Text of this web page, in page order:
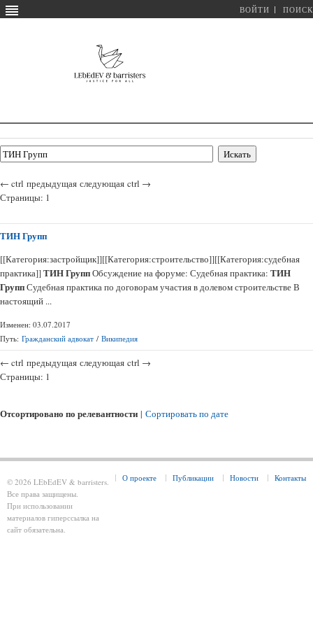
ВОЙТИ ПОИСК
← ctrl предыдущая следующая ctrl →
Страницы: 1
ТИН Групп
[[Категория:застройщик]][[Категория:строительство]][[Категория:судебная
практика]]ТИН ГруппОбсуждение на форуме: Судебная практика: ТИН
ГруппСудебная практика по договорам участия в долевом строительстве В
настоящий ...
Изменен: 03.07.2017
Путь: Гражданский адвокат / Википедия
← ctrl предыдущая следующая ctrl →
Страницы: 1
Отсортировано по релевантности | Сортировать по дате
О проекте Публикации Новости Контакты
© 2026 LEbEdEV & barristers.
Все права защищены.
При использовании
материалов гиперссылка на
сайт обязательна.